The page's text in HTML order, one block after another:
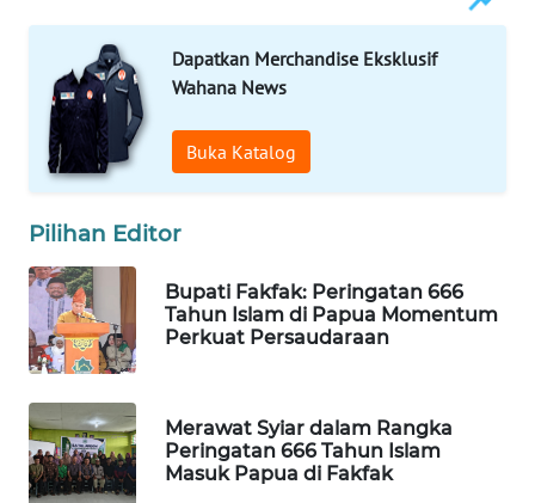
Dapatkan Merchandise Eksklusif
Wahana News
Buka Katalog
Pilihan Editor
Bupati Fakfak: Peringatan 666
Tahun Islam di Papua Momentum
Perkuat Persaudaraan
Merawat Syiar dalam Rangka
Peringatan 666 Tahun Islam
Masuk Papua di Fakfak
MAWAKA
MARTABAT
NET
WATCH
MKLI
LPKKI
LKKI
KOPEKLIN